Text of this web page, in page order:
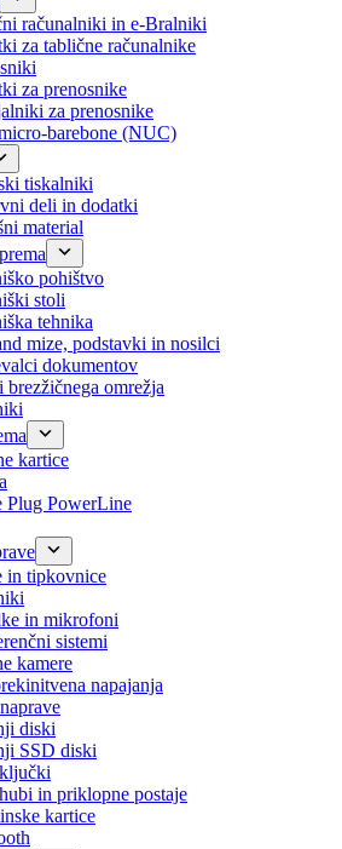
računalniki in e-Bralniki
za tablične računalnike
za prenosnike
za prenosnike
barebone (NUC)
tiskalniki
deli in dodatki
material
pohištvo
stoli
tehnika
mize, podstavki in nosilci
dokumentov
omrežja
kartice
Plug PowerLine
in tipkovnice
in mikrofoni
sistemi
kamere
napajanja
diski
SSD diski
in priklopne postaje
kartice